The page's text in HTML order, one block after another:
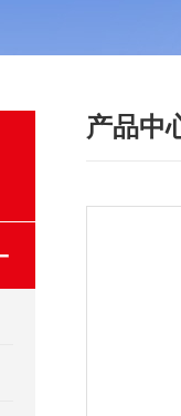
产品中